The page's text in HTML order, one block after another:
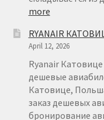
more:
RYANAIR
–
FAQ
RYANAIR
April 12, 2026
Ryanair Катовице
дешевые
Катовице,
заказ дешевых
бронирование